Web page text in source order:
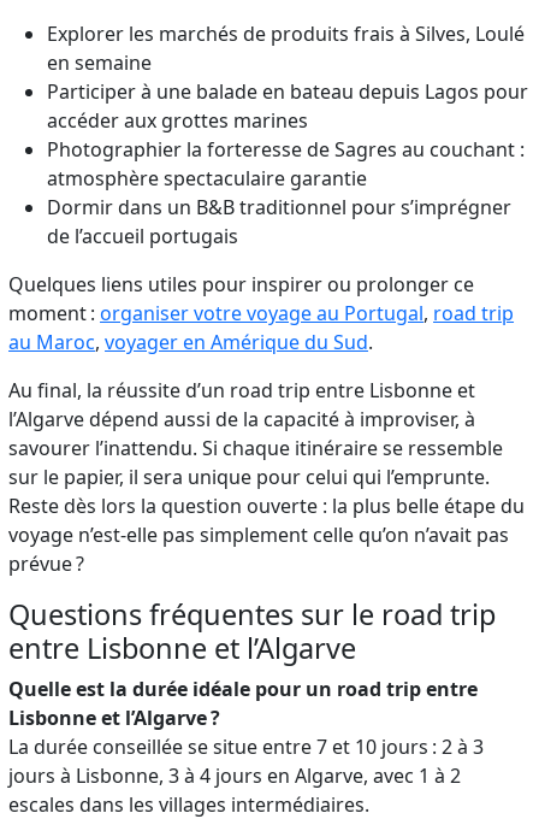
Explorer les marchés de produits frais à Silves, Loulé
en semaine
Participer à une balade en bateau depuis Lagos pour
accéder aux grottes marines
Photographier la forteresse de Sagres au couchant :
atmosphère spectaculaire garantie
Dormir dans un B&B traditionnel pour s’imprégner
de l’accueil portugais
Quelques liens utiles pour inspirer ou prolonger ce
moment :organiser votre voyage au Portugal, road trip
au Maroc,voyager en Amérique du Sud.
Au final, la réussite d’un road trip entre Lisbonne et
l’Algarve dépend aussi de la capacité à improviser, à
savourer l’inattendu. Si chaque itinéraire se ressemble
sur le papier, il sera unique pour celui qui l’emprunte.
Reste dès lors la question ouverte : la plus belle étape du
voyage n’est-elle pas simplement celle qu’on n’avait pas
prévue ?
Questions fréquentes sur le road trip
entre Lisbonne et l’Algarve
Quelle est la durée idéale pour un road trip entre
Lisbonne et l’Algarve ?
La durée conseillée se situe entre 7 et 10 jours : 2 à 3
jours à Lisbonne, 3 à 4 jours en Algarve, avec 1 à 2
escales dans les villages intermédiaires.